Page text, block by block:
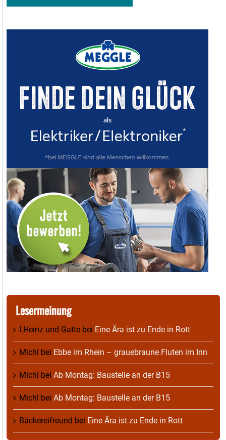
Lesermeinung
I.Heinz und Gatte bei Eine Ära ist zu Ende in Rott
Michl bei Ebbe im Rhein – grauebraune Fluten im Inn
Michl bei Ab Montag: Baustelle an der B15
Michl bei Ab Montag: Baustelle an der B15
Bäckereifreund bei Eine Ära ist zu Ende in Rott